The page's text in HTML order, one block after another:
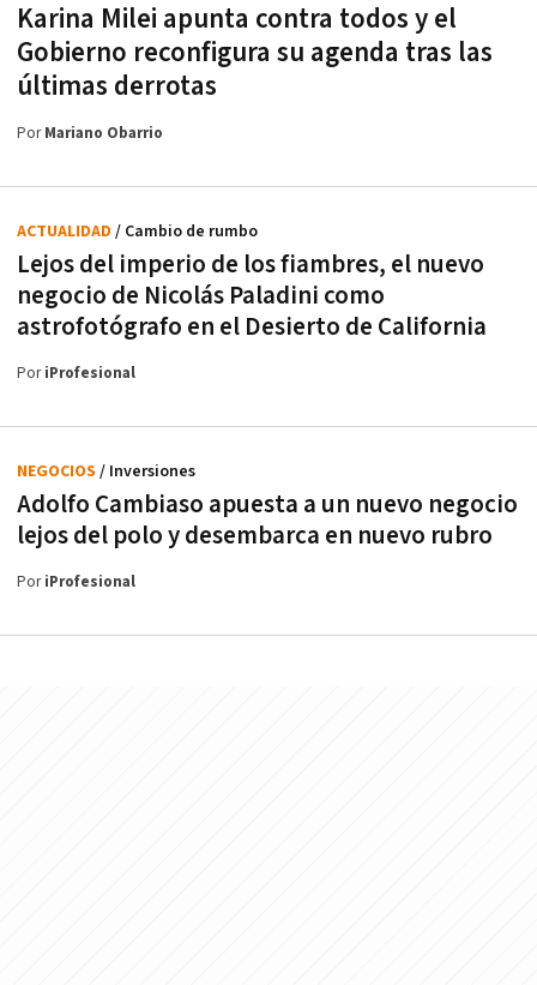
Karina Milei apunta contra todos y el
Gobierno reconfigura su agenda tras las
últimas derrotas
PorMariano Obarrio
Lejos del imperio de los fiambres, el nuevo
negocio de Nicolás Paladini como
astrofotógrafo en el Desierto de California
ACTUALIDAD / Cambio de rumbo
PoriProfesional
Adolfo Cambiaso apuesta a un nuevo negocio
lejos del polo y desembarca en nuevo rubro
NEGOCIOS / Inversiones
PoriProfesional